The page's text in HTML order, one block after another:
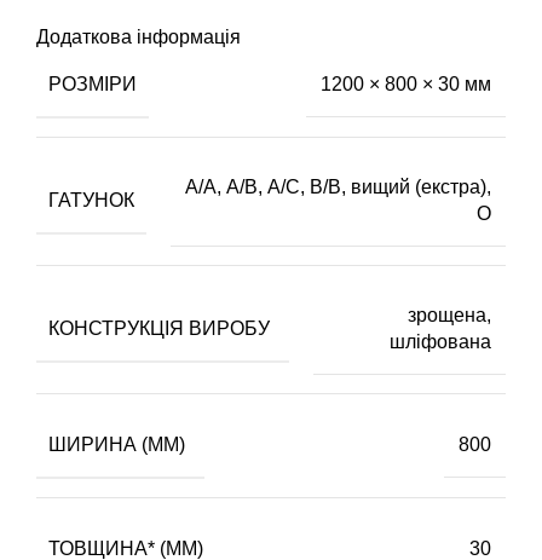
Додаткова інформація
РОЗМІРИ 1200 × 800 × 30 мм
ГАТУНОК
А/А, А/В, А/С, В/В, вищий (екстра),
О
КОНСТРУКЦІЯ ВИРОБУ
зрощена,
шліфована
ШИРИНА (ММ) 800
ТОВЩИНА* (ММ) 30